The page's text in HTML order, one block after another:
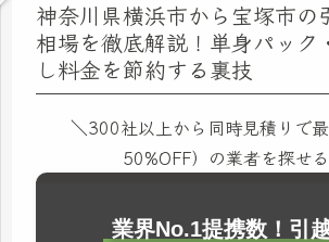
神奈川県横浜市から宝塚市の
相場を徹底解説！単身パック
し料金を節約する裏技
＼300社以上から同時見積りで
50%OFF）の業者を探せ
業界No.1提携数！引